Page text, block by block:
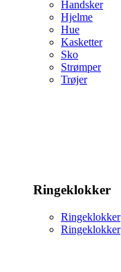
Handsker
Hjelme
Hue
Kasketter
Sko
Strømper
Trøjer
Ringeklokker
Ringeklokker
Ringeklokker